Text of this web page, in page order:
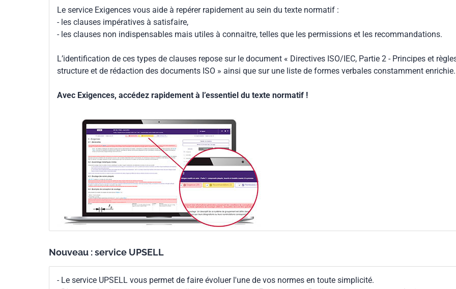
Le service Exigences vous aide à repérer rapidement au sein du texte normatif :
- les clauses impératives à satisfaire,
- les clauses non indispensables mais utiles à connaitre, telles que les permissions et les recommandations.
L’identification de ces types de clauses repose sur le document « Directives ISO/IEC, Partie 2 - Principes et
structure et de rédaction des documents ISO » ainsi que sur une liste de formes verbales constamment enrichie.
Avec Exigences, accédez rapidement à l’essentiel du texte normatif !
Nouveau : service UPSELL
- Le service UPSELL vous permet de faire évoluer l'une de vos normes en toute simplicité.